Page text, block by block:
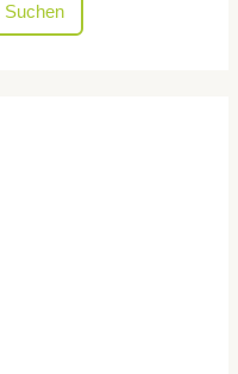
Suchen